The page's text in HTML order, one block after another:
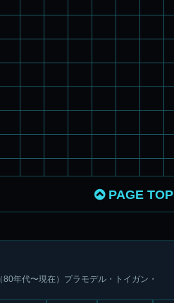
PAGE TOP
年代〜現在）プラモデル・トイガン・